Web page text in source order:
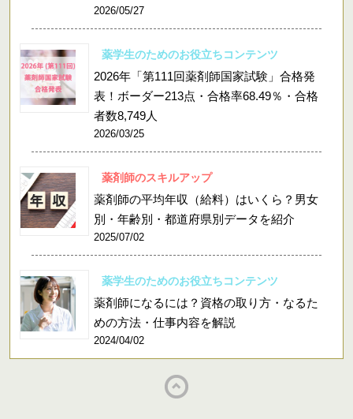
2026/05/27
薬学生のためのお役立ちコンテンツ
2026年「第111回薬剤師国家試験」合格発
表！ボーダー213点・合格率68.49％・合格
者数8,749人
2026/03/25
薬剤師のスキルアップ
薬剤師の平均年収（給料）はいくら？男女
別・年齢別・都道府県別データを紹介
2025/07/02
薬学生のためのお役立ちコンテンツ
薬剤師になるには？資格の取り方・なるた
めの方法・仕事内容を解説
2024/04/02